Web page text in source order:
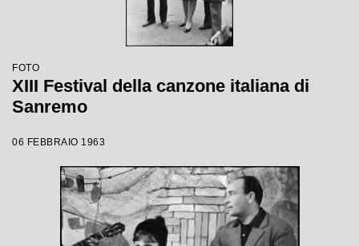
FOTO
XIII Festival della canzone italiana di
Sanremo
06 FEBBRAIO 1963